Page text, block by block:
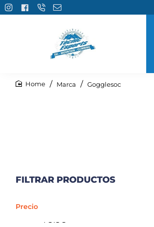
Marca Gogglesoc
FILTRAR PRODUCTOS
Precio
4€15€